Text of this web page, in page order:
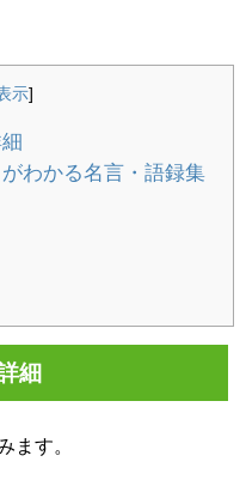
示]
わかる名言・語録集
細
ます。